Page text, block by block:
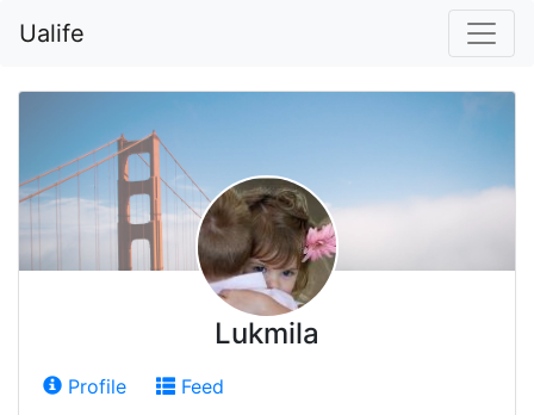
Ualife
Lukmila
Profile
Feed